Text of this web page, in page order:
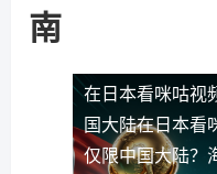
南
在日本看咪咕视
国大陆在日本看
仅限中国大陆？